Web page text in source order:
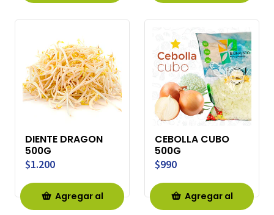
Carro
DIENTE DRAGON
500G
$1.200
Agregar al
CEBOLLA CUBO
500G
$990
Agregar al